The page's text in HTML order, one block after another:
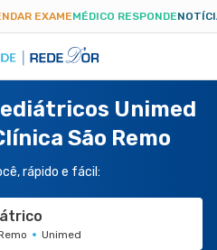
EXAMEMÉDICO RESPONDE
Unimed
São Remo
rápido e fácil:
Unimed